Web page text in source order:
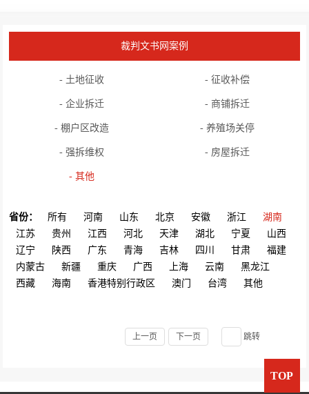
裁判文书网案例
- 土地征收 - 征收补偿
- 企业拆迁 - 商铺拆迁
- 棚户区改造 - 养殖场关停
- 强拆维权 - 房屋拆迁
- 其他
省份： 所有 河南 山东 北京 安徽 浙江
湖南
江苏
贵州 江西 河北 天津 湖北 宁夏
山西
辽宁
陕西 广东 青海 吉林 四川 甘肃
福建
内蒙古
新疆 重庆 广西 上海 云南
黑龙江
西藏
海南 香港特别行政区 澳门 台湾 其他
上一页 下一页 跳转
TOP